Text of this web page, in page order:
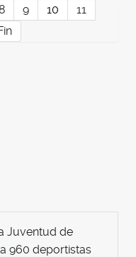
9 10
11
Juventud de
960 deportistas